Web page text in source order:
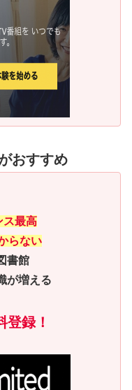
おすすめ
ス最高
らない
書館
が増える
登録！